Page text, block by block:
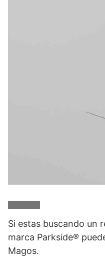
Si estas buscando un
marca Parkside®
Magos.